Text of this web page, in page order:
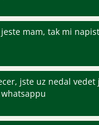
mam, tak mi
jste uz nedal vedet